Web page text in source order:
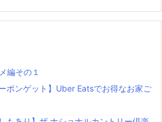
編その１
ポンゲット】Uber Eatsでお得なお家ご